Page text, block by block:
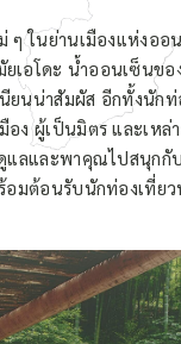
ๆ ในย่านเมืองแห่งออ
เอโดะ น้ำออนเซ็นข
ยนน่าสัมผัส อีกทั้งนักท่
อง ผู้เป็นมิตร และเห
แลและพาคุณไปสนุกกับ
อมต้อนรับนักท่องเที่ย